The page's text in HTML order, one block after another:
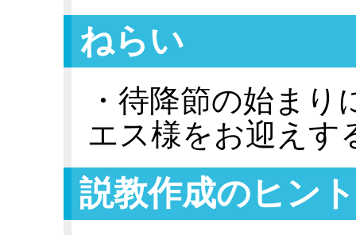
ねらい
・待降節の始ま
エス様をお迎えす
説教作成のヒント